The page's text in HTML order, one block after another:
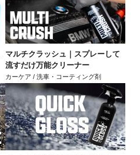
マルチクラッシュ｜スプレーして
流すだけ万能クリーナー
カーケア / 洗車・コーティング剤